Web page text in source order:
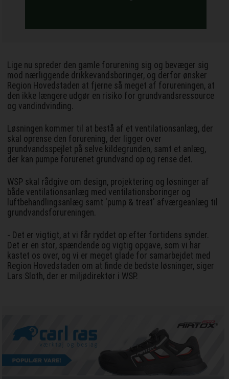
Lige nu spreder den gamle forurening sig og bevæger sig
mod nærliggende drikkevandsboringer, og derfor ønsker
Region Hovedstaden at fjerne så meget af forureningen, at
den ikke længere udgør en risiko for grundvandsressource
og vandindvinding.
Løsningen kommer til at bestå af et ventilationsanlæg, der
skal oprense den forurening, der ligger over
grundvandsspejlet på selve kildegrunden, samt et anlæg,
der kan pumpe forurenet grundvand op og rense det.
WSP skal rådgive om design, projektering og løsninger af
både ventilationsanlæg med ventilationsboringer og
luftbehandlingsanlæg samt 'pump & treat' afværgeanlæg til
grundvandsforureningen.
- Det er vigtigt, at vi får ryddet op efter fortidens synder.
Det er en stor, spændende og vigtig opgave, som vi har
kastet os over, og vi er meget glade for samarbejdet med
Region Hovedstaden om at finde de bedste løsninger, siger
Lars Sloth, der er miljødirektør i WSP.